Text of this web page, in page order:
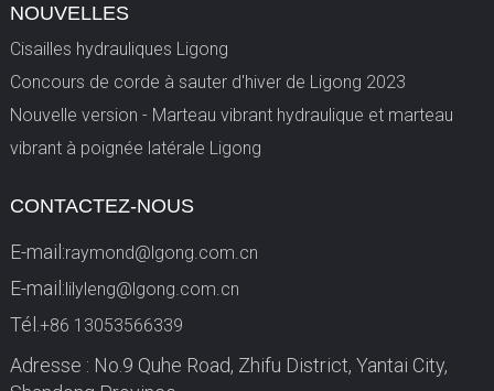
NOUVELLES
Cisailles hydrauliques Ligong
Concours de corde à sauter d'hiver de Ligong 2023
Nouvelle version - Marteau vibrant hydraulique et marteau
vibrant à poignée latérale Ligong
CONTACTEZ-NOUS
E-mail:raymond@lgong.com.cn
E-mail:lilyleng@lgong.com.cn
Tél. +86 13053566339
Adresse : No.9 Quhe Road, Zhifu District, Yantai City,